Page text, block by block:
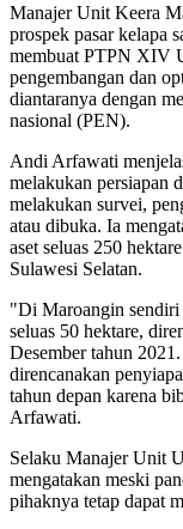
Manajer Unit Keera
prospek pasar kelapa
membuat PTPN XIV
pengembangan dan
diantaranya dengan
nasional (PEN).
Andi Arfawati
melakukan persiapan
melakukan survei,
atau dibuka. Ia
aset seluas 250
Sulawesi Selatan.
"Di Maroangin sendiri
seluas 50 hektare,
Desember tahun
direncanakan
tahun depan karena
Arfawati.
Selaku Manajer Unit
mengatakan meski
pihaknya tetap dapat